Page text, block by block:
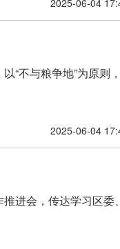
“不与粮争地”为原则
2025-06-04
进会，传达学习区委